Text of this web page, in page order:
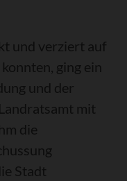
und verziert auf
ging ein
und der
mit
die
Stadt